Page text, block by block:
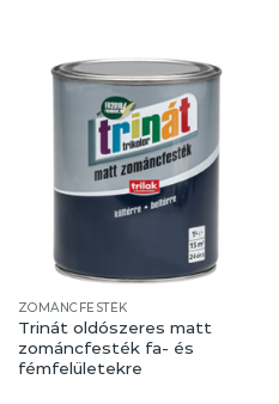
ZOMÁNCFESTÉK
Trinát oldószeres matt
zománcfesték fa- és
fémfelületekre